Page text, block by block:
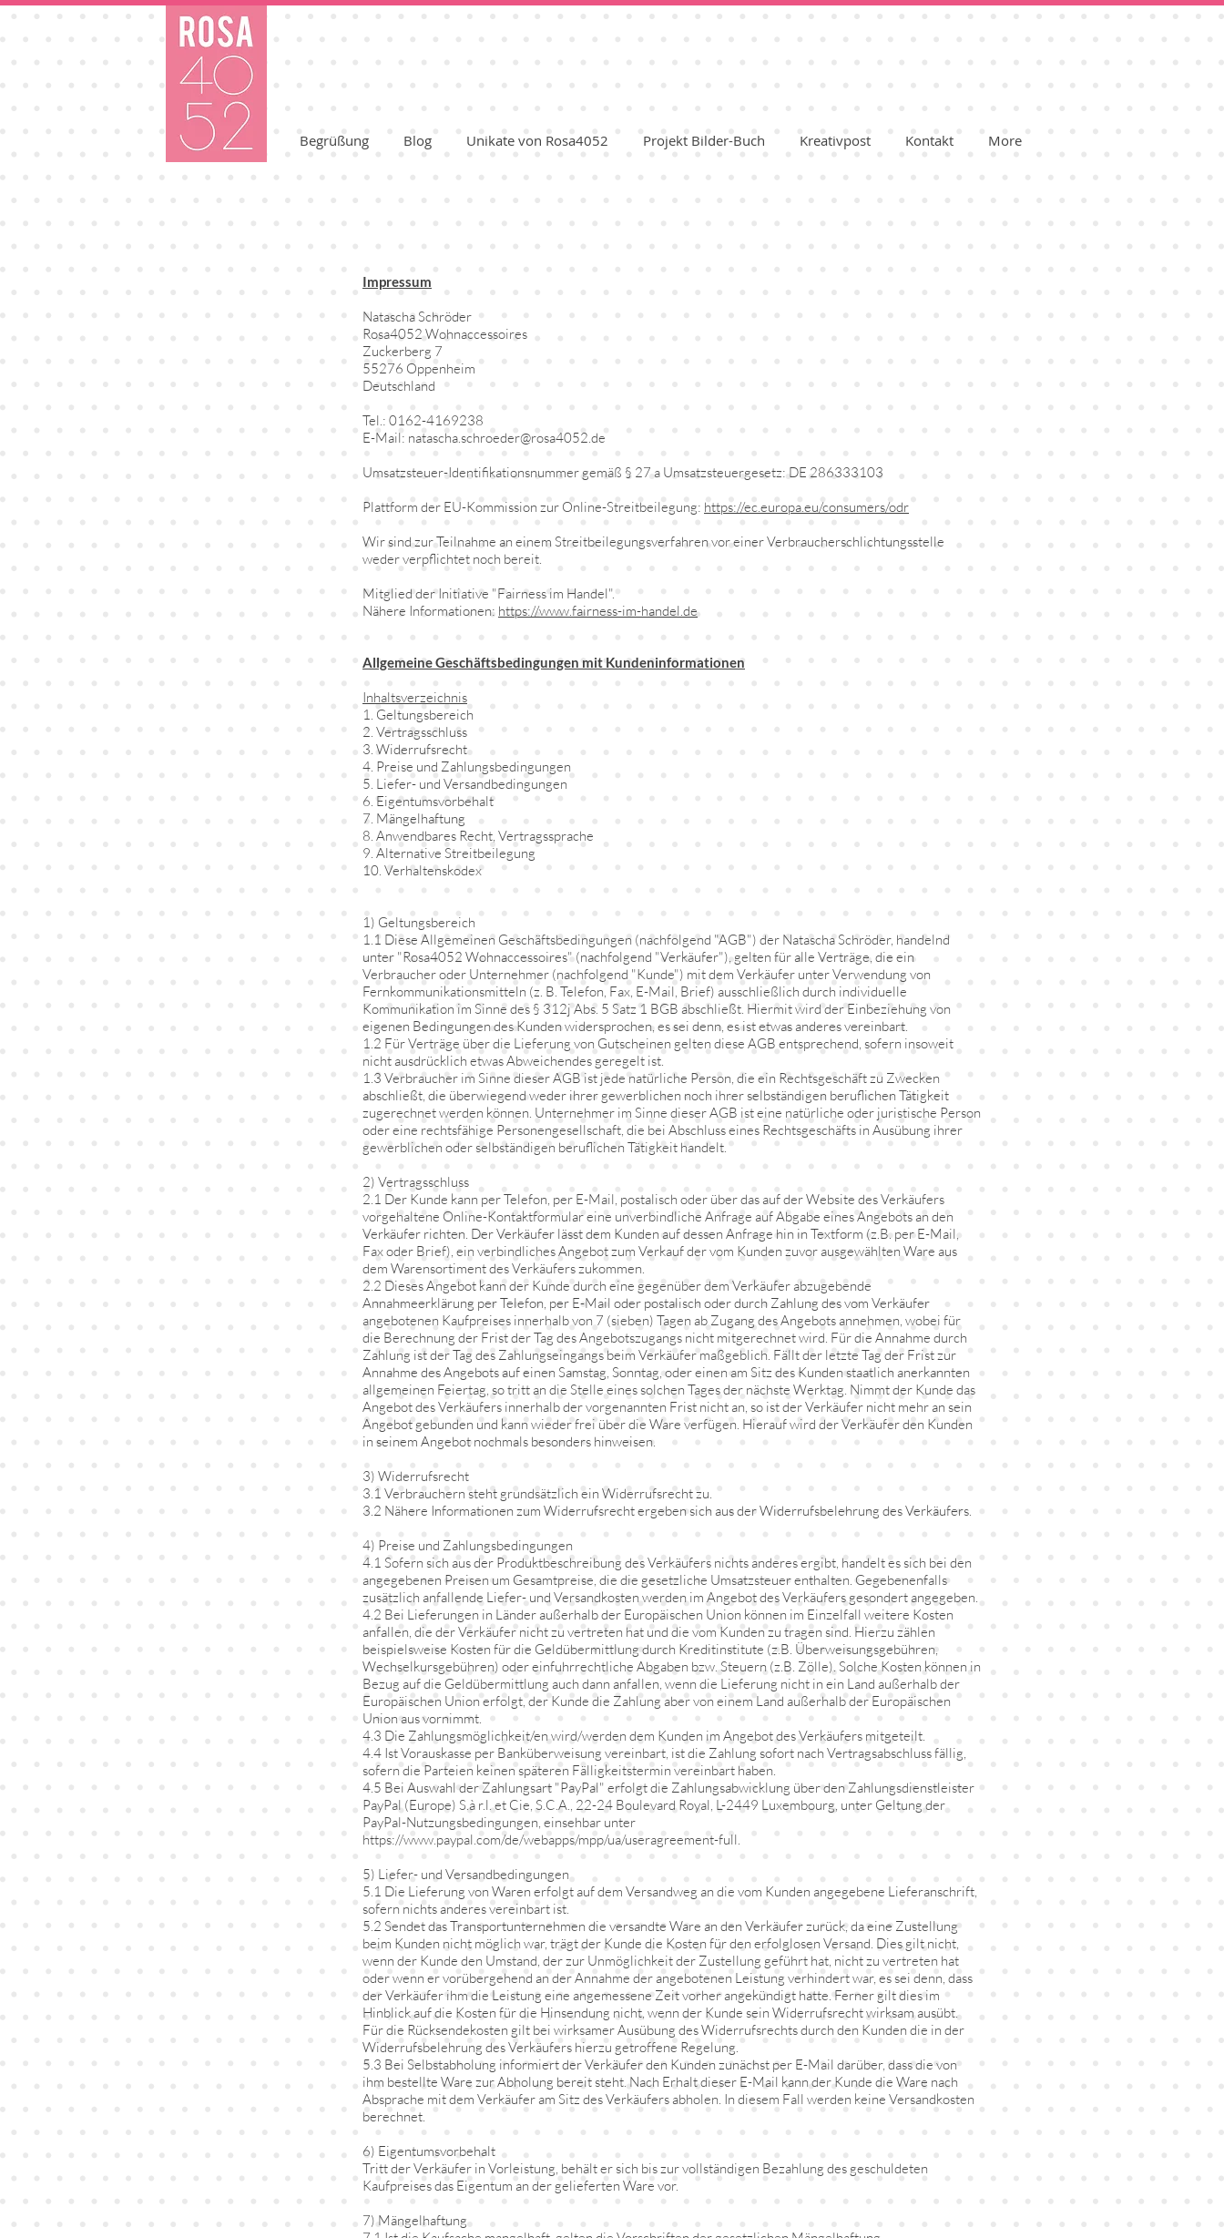
Begrüßung Blog Unikate von Rosa4052 Projekt Bilder-Buch Kreativpost Kontakt More
Impressum
Natascha Schröder
Rosa4052 Wohnaccessoires
Zuckerberg 7
55276 Oppenheim
Deutschland
Tel.: 0162-4169238
E-Mail: natascha.schroeder@rosa4052.de
Umsatzsteuer-Identifikationsnummer gemäß § 27 a Umsatzsteuergesetz: DE 286333103
Plattform der EU-Kommission zur Online-Streitbeilegung: https://ec.europa.eu/consumers/odr
Wir sind zur Teilnahme an einem Streitbeilegungsverfahren vor einer Verbraucherschlichtungsstelle
weder verpflichtet noch bereit.
Mitglied der Initiative "Fairness im Handel".
Nähere Informationen: https://www.fairness-im-handel.de
Allgemeine Geschäftsbedingungen mit Kundeninformationen
Inhaltsverzeichnis
1. Geltungsbereich
2. Vertragsschluss
3. Widerrufsrecht
4. Preise und Zahlungsbedingungen
5. Liefer- und Versandbedingungen
6. Eigentumsvorbehalt
7. Mängelhaftung
8. Anwendbares Recht, Vertragssprache
9. Alternative Streitbeilegung
10. Verhaltenskodex
1) Geltungsbereich
1.1 Diese Allgemeinen Geschäftsbedingungen (nachfolgend "AGB") der Natascha Schröder, handelnd
unter "Rosa4052 Wohnaccessoires" (nachfolgend "Verkäufer"), gelten für alle Verträge, die ein
Verbraucher oder Unternehmer (nachfolgend "Kunde") mit dem Verkäufer unter Verwendung von
Fernkommunikationsmitteln (z. B. Telefon, Fax, E-Mail, Brief) ausschließlich durch individuelle
Kommunikation im Sinne des § 312j Abs. 5 Satz 1 BGB abschließt. Hiermit wird der Einbeziehung von
eigenen Bedingungen des Kunden widersprochen, es sei denn, es ist etwas anderes vereinbart.
1.2 Für Verträge über die Lieferung von Gutscheinen gelten diese AGB entsprechend, sofern insoweit
nicht ausdrücklich etwas Abweichendes geregelt ist.
1.3 Verbraucher im Sinne dieser AGB ist jede natürliche Person, die ein Rechtsgeschäft zu Zwecken
abschließt, die überwiegend weder ihrer gewerblichen noch ihrer selbständigen beruflichen Tätigkeit
zugerechnet werden können. Unternehmer im Sinne dieser AGB ist eine natürliche oder juristische Person
oder eine rechtsfähige Personengesellschaft, die bei Abschluss eines Rechtsgeschäfts in Ausübung ihrer
gewerblichen oder selbständigen beruflichen Tätigkeit handelt.
2) Vertragsschluss
2.1 Der Kunde kann per Telefon, per E-Mail, postalisch oder über das auf der Website des Verkäufers
vorgehaltene Online-Kontaktformular eine unverbindliche Anfrage auf Abgabe eines Angebots an den
Verkäufer richten. Der Verkäufer lässt dem Kunden auf dessen Anfrage hin in Textform (z.B. per E-Mail,
Fax oder Brief), ein verbindliches Angebot zum Verkauf der vom Kunden zuvor ausgewählten Ware aus
dem Warensortiment des Verkäufers zukommen.
2.2 Dieses Angebot kann der Kunde durch eine gegenüber dem Verkäufer abzugebende
Annahmeerklärung per Telefon, per E-Mail oder postalisch oder durch Zahlung des vom Verkäufer
angebotenen Kaufpreises innerhalb von 7 (sieben) Tagen ab Zugang des Angebots annehmen, wobei für
die Berechnung der Frist der Tag des Angebotszugangs nicht mitgerechnet wird. Für die Annahme durch
Zahlung ist der Tag des Zahlungseingangs beim Verkäufer maßgeblich. Fällt der letzte Tag der Frist zur
Annahme des Angebots auf einen Samstag, Sonntag, oder einen am Sitz des Kunden staatlich anerkannten
allgemeinen Feiertag, so tritt an die Stelle eines solchen Tages der nächste Werktag. Nimmt der Kunde das
Angebot des Verkäufers innerhalb der vorgenannten Frist nicht an, so ist der Verkäufer nicht mehr an sein
Angebot gebunden und kann wieder frei über die Ware verfügen. Hierauf wird der Verkäufer den Kunden
in seinem Angebot nochmals besonders hinweisen.
3) Widerrufsrecht
3.1 Verbrauchern steht grundsätzlich ein Widerrufsrecht zu.
3.2 Nähere Informationen zum Widerrufsrecht ergeben sich aus der Widerrufsbelehrung des Verkäufers.
4) Preise und Zahlungsbedingungen
4.1 Sofern sich aus der Produktbeschreibung des Verkäufers nichts anderes ergibt, handelt es sich bei den
angegebenen Preisen um Gesamtpreise, die die gesetzliche Umsatzsteuer enthalten. Gegebenenfalls
zusätzlich anfallende Liefer- und Versandkosten werden im Angebot des Verkäufers gesondert angegeben.
4.2 Bei Lieferungen in Länder außerhalb der Europäischen Union können im Einzelfall weitere Kosten
anfallen, die der Verkäufer nicht zu vertreten hat und die vom Kunden zu tragen sind. Hierzu zählen
beispielsweise Kosten für die Geldübermittlung durch Kreditinstitute (z.B. Überweisungsgebühren,
Wechselkursgebühren) oder einfuhrrechtliche Abgaben bzw. Steuern (z.B. Zölle). Solche Kosten können in
Bezug auf die Geldübermittlung auch dann anfallen, wenn die Lieferung nicht in ein Land außerhalb der
Europäischen Union erfolgt, der Kunde die Zahlung aber von einem Land außerhalb der Europäischen
Union aus vornimmt.
4.3 Die Zahlungsmöglichkeit/en wird/werden dem Kunden im Angebot des Verkäufers mitgeteilt.
4.4 Ist Vorauskasse per Banküberweisung vereinbart, ist die Zahlung sofort nach Vertragsabschluss fällig,
sofern die Parteien keinen späteren Fälligkeitstermin vereinbart haben.
4.5 Bei Auswahl der Zahlungsart "PayPal" erfolgt die Zahlungsabwicklung über den Zahlungsdienstleister
PayPal (Europe) S.à r.l. et Cie, S.C.A., 22-24 Boulevard Royal, L-2449 Luxembourg, unter Geltung der
PayPal-Nutzungsbedingungen, einsehbar unter
https://www.paypal.com/de/webapps/mpp/ua/useragreement-full.
5) Liefer- und Versandbedingungen
5.1 Die Lieferung von Waren erfolgt auf dem Versandweg an die vom Kunden angegebene Lieferanschrift,
sofern nichts anderes vereinbart ist.
5.2 Sendet das Transportunternehmen die versandte Ware an den Verkäufer zurück, da eine Zustellung
beim Kunden nicht möglich war, trägt der Kunde die Kosten für den erfolglosen Versand. Dies gilt nicht,
wenn der Kunde den Umstand, der zur Unmöglichkeit der Zustellung geführt hat, nicht zu vertreten hat
oder wenn er vorübergehend an der Annahme der angebotenen Leistung verhindert war, es sei denn, dass
der Verkäufer ihm die Leistung eine angemessene Zeit vorher angekündigt hatte. Ferner gilt dies im
Hinblick auf die Kosten für die Hinsendung nicht, wenn der Kunde sein Widerrufsrecht wirksam ausübt.
Für die Rücksendekosten gilt bei wirksamer Ausübung des Widerrufsrechts durch den Kunden die in der
Widerrufsbelehrung des Verkäufers hierzu getroffene Regelung.
5.3 Bei Selbstabholung informiert der Verkäufer den Kunden zunächst per E-Mail darüber, dass die von
ihm bestellte Ware zur Abholung bereit steht. Nach Erhalt dieser E-Mail kann der Kunde die Ware nach
Absprache mit dem Verkäufer am Sitz des Verkäufers abholen. In diesem Fall werden keine Versandkosten
berechnet.
6) Eigentumsvorbehalt
Tritt der Verkäufer in Vorleistung, behält er sich bis zur vollständigen Bezahlung des geschuldeten
Kaufpreises das Eigentum an der gelieferten Ware vor.
7) Mängelhaftung